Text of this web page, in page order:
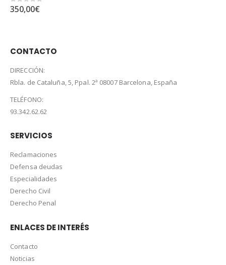
CONTACTO
DIRECCIÓN:
Rbla. de Cataluña, 5, Ppal. 2ª 08007 Barcelona, España
TELÉFONO:
93.342.62.62
SERVICIOS
Reclamaciones
Defensa deudas
Especialidades
Derecho Civil
Derecho Penal
ENLACES DE INTERÉS
Contacto
Noticias